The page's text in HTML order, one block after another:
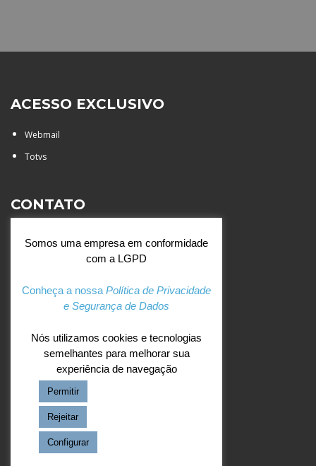
ACESSO EXCLUSIVO
Webmail
Totvs
CONTATO
Santa Catarina - São José do
Rio Preto (SP)
+55 (17) 3354 7000
agostiniano@csj.g12.br
REDES SOCIAIS
Facebook
Instagram
Somos uma empresa em conformidade
com a LGPD
Conheça a nossa Política de Privacidade
e Segurança de Dados
Nós utilizamos cookies e tecnologias
semelhantes para melhorar sua
experiência de navegação
Permitir
Rejeitar
Configurar